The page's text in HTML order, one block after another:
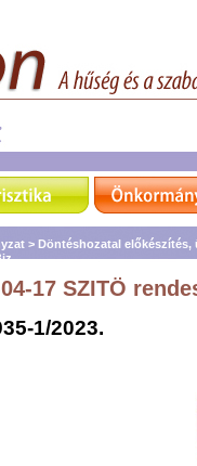
> Döntéshozatal előkészítés,
17 SZITÖ
1/2023.